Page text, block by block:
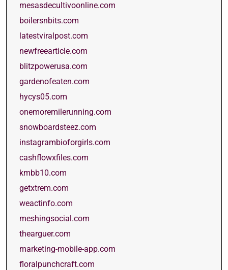
mesasdecultivoonline.com
boilersnbits.com
latestviralpost.com
newfreearticle.com
blitzpowerusa.com
gardenofeaten.com
hycys05.com
onemoremilerunning.com
snowboardsteez.com
instagrambioforgirls.com
cashflowxfiles.com
kmbb10.com
getxtrem.com
weactinfo.com
meshingsocial.com
thearguer.com
marketing-mobile-app.com
floralpunchcraft.com